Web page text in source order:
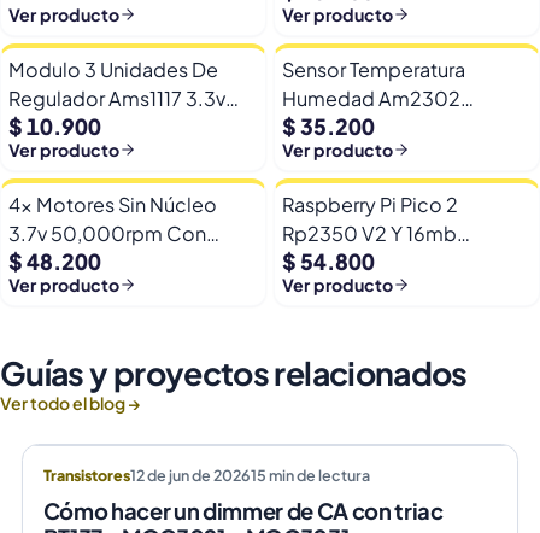
Automatico Frio Calor
Ver producto Ver producto
Modulo 3 Unidades De
Regulador Ams1117 3.3v
Yp-8 Con Pines
$ 10.900
Ver producto
Sensor Temperatura
Humedad Am2302
Dht22/am2302 Digital
Esp32
$ 35.200
Ver producto
4x Motores Sin Núcleo
3.7v 50,000rpm Con
Helices Micro Fpv
$ 48.200
Ver producto
Raspberry Pi Pico 2
Rp2350 V2 Y 16mb
Adicionales De Memoria
$ 54.800
Ver producto
Guías y proyectos relacionados
Ver todo el blog →
Transistores12 de jun de 202615min de lectura
Cómo hacer un dimmer de CA con triac